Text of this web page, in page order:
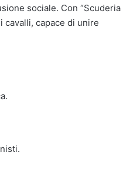
sociale. Con “Scuderia
cavalli, capace di unire